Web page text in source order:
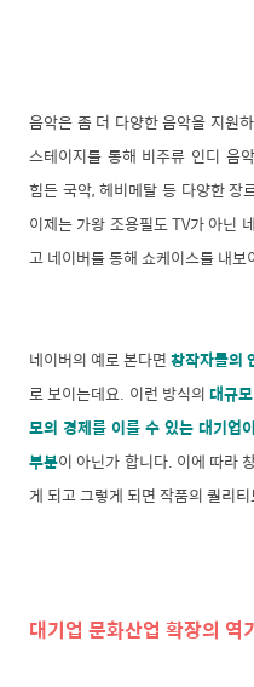
음악은 좀 더 다양한 음악을 지원
스테이지를 통해 비주류 인디 음
힘든 국악, 헤비메탈 등 다양한 장
이제는 가왕 조용필도 TV가 아닌
고 네이버를 통해 쇼케이스를 내
네이버의 예로 본다면창작자들의
로 보이는데요. 이런 방식의대규
모의 경제를 이룰 수 있는 대기업
부분이 아닌가 합니다. 이에 따라
게 되고 그렇게 되면 작품의 퀄리
대기업 문화산업 확장의